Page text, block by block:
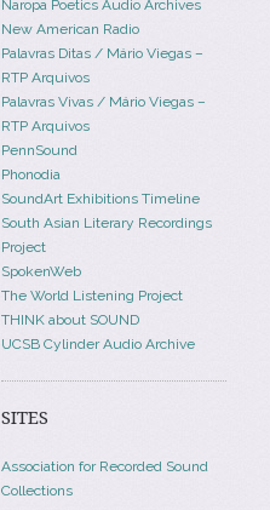
Naropa Poetics Audio Archives
New American Radio
Palavras Ditas / Mário Viegas –
RTP Arquivos
Palavras Vivas / Mário Viegas –
RTP Arquivos
PennSound
Phonodia
SoundArt Exhibitions Timeline
South Asian Literary Recordings
Project
SpokenWeb
The World Listening Project
THINK about SOUND
UCSB Cylinder Audio Archive
SITES
Association for Recorded Sound
Collections